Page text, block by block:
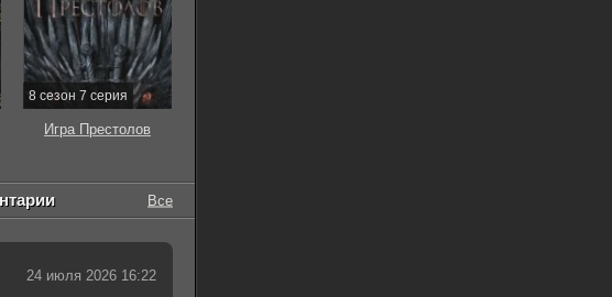
8 сезон 7 серия
Игра Престолов
Все
24 июля 2026 16:22